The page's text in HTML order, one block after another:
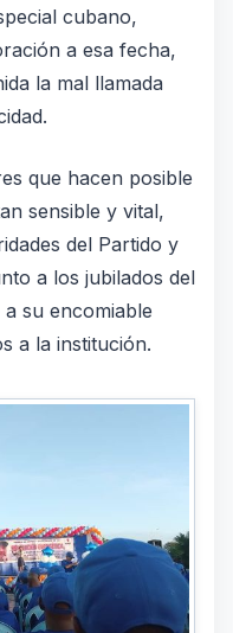
cubano,
a esa fecha,
la mal llamada
que hacen posible
sensible y vital,
del Partido y
a los jubilados del
su encomiable
a la institución.